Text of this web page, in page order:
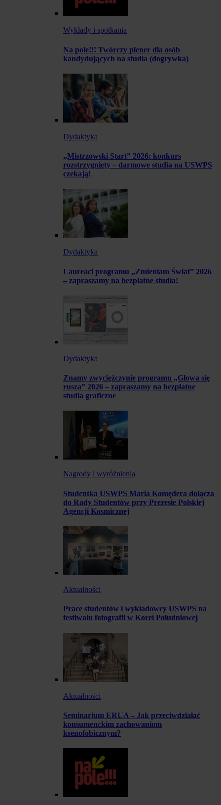
Wykłady i spotkania
Na pole!!! Twórczy plener dla osób
kandydujących na studia (dogrywka)
Dydaktyka
„Mistrzowski Start” 2026: konkurs
rozstrzygnięty – darmowe studia na USWPS
czekają!
Dydaktyka
Laureaci programu „Zmieniam Świat” 2026
– zapraszamy na bezpłatne studia!
Dydaktyka
Znamy zwyciężczynie programu „Głowa się
rusza” 2026 – zapraszamy na bezpłatne
studia graficzne
Nagrody i wyróżnienia
Studentka USWPS Maria Komędera dołącza
do Rady Studentów przy Prezesie Polskiej
Agencji Kosmicznej
Aktualności
Prace studentów i wykładowcy USWPS na
festiwalu fotografii w Korei Południowej
Aktualności
Seminarium ERUA – Jak przeciwdziałać
konsumenckim zachowaniom
ksenofobicznym?